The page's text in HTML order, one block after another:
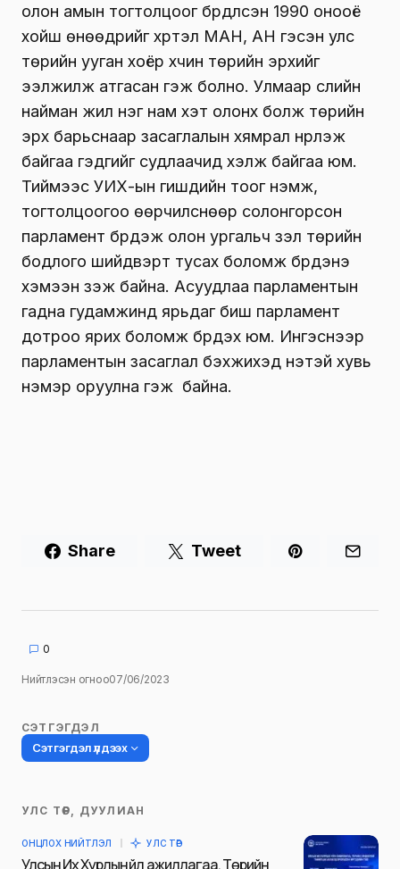
олон амын тогтолцоог бүрдүүлсэн 1990 онооё
хойш өнөөдрийг хүртэл МАН, АН гэсэн улс
төрийн ууган хоёр хүчин төрийн эрхийг
ээлжилж атгасан гэж болно. Улмаар сүүлийн
найман жил нэг нам хэт олонх болж төрийн
эрх барьснаар засаглалын хямрал нүүрлэж
байгаа гэдгийг судлаачид хэлж байгаа юм.
Тиймээс УИХ-ын гишүүдийн тоог нэмж,
тогтолцоогоо өөрчилснөөр солонгорсон
парламент бүрдэж олон ургальч үзэл төрийн
бодлого шийдвэрт тусах боломж бүрдэнэ
хэмээн үзэж байна. Асуудлаа парламентын
гадна гудамжинд ярьдаг биш парламент
дотроо ярих боломж бүрдэх юм. Ингэснээр
парламентын засаглал бэхжихэд үнэтэй хувь
нэмэр оруулна гэж байна.
Share Tweet
0
Нийтлэсэн огноо07/06/2023
СЭТГЭГДЭЛ
Сэтгэгдэл үлдээх
Таны имэйл хаягийг нийтлэхгүй.
УЛС ТӨР, ДУУЛИАН
ОНЦЛОХ НИЙТЛЭЛ УЛС ТӨР
Улсын Их Хурлын үйл ажиллагаа, Төрийн